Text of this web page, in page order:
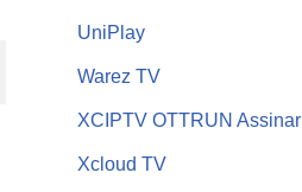
UniPlay
Warez TV
XCIPTV OTTRUN Assinar
Xcloud TV